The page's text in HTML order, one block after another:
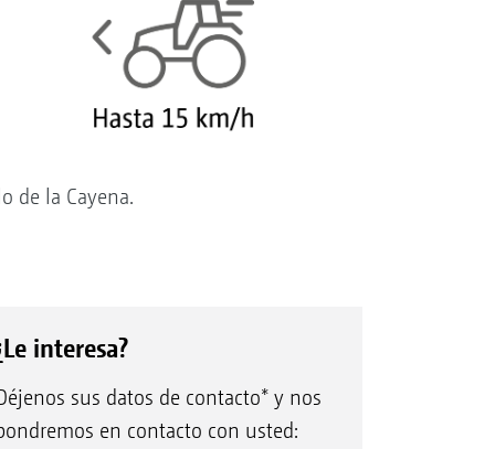
de la Cayena.
interesa?
sus datos de contacto* y nos
en contacto con usted: